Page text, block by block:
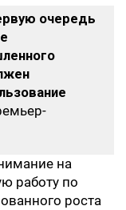
очередь
на
работу по
роста